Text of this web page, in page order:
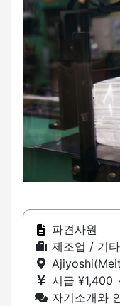
파견사원
제조업 / 기타
시급 ¥1,400
자기소개와